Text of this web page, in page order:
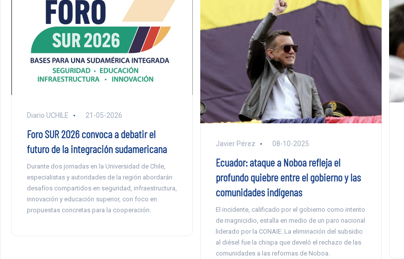
Diario UCHILE 21-05-2026
Foro SUR 2026 convoca a debatir el
futuro de la integración sudamericana
Durante dos jornadas en la Universidad de Chile,
especialistas y autoridades de la región abordarán
desafíos compartidos en seguridad, infraestructura,
innovación y educación superior, con foco en
propuestas concretas para la cooperación.
Javier Pérez 08-10-2025
Ecuador: ataque a Noboa refleja el
profundo quiebre entre el gobierno y las
comunidades indígenas
El incidente, calificado por el gobierno como intento
de magnicidio, estalla en medio de un paro nacional
liderado por la CONAIE. La eliminación del subsidio
al diésel fue la chispa que develó el rechazo de las
comunidades a las reformas de Noboa.